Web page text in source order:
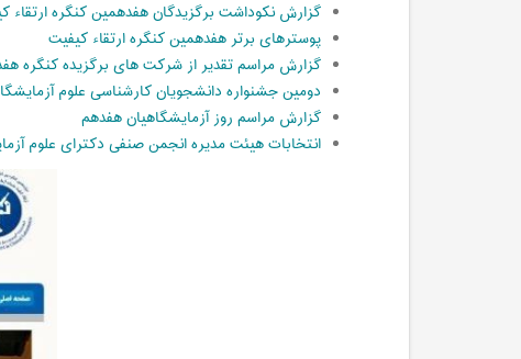
گزارش نکوداشت برگزیدگان هفدهمین کنگره ارتقاء
پوسترهای برتر هفدهمین کنگره ارتقاء کیفیت
گزارش مراسم تقدیر از شرکت های برگزیده کنگره
دومین جشنواره دانشجویان کارشناسی علوم
گزارش مراسم روز آزمایشگاهیان هفدهم
انتخابات هیئت مدیره انجمن صنفی دکترای علوم